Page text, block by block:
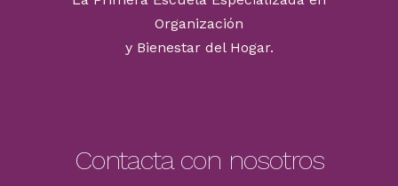
Organización
y Bienestar del Hogar.
Contacta con nosotros